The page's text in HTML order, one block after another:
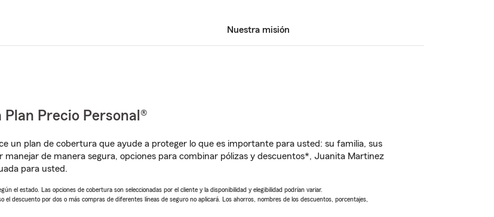
Nuestra misión
Precio Personal®
un plan de cobertura que ayude a proteger lo que es importante para usted: su familia, sus
de manera segura, opciones para combinar pólizas y descuentos*, Juanita Martinez
para usted.
el estado. Las opciones de cobertura son seleccionadas por el cliente y la disponibilidad y elegibilidad podrían variar.
el descuento por dos o más compras de diferentes líneas de seguro no aplicará. Los ahorros, nombres de los descuentos, porcentajes,